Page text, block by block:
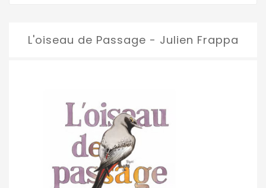
L'oiseau de Passage - Julien Frappa